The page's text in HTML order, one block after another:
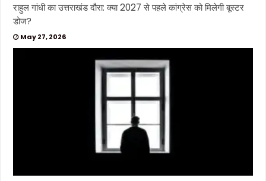
राहुल गांधी का उत्तराखंड दौरा: क्या 2027 से पहले कांग्रेस को मिलेगी बूस्टर
डोज?
May 27, 2026